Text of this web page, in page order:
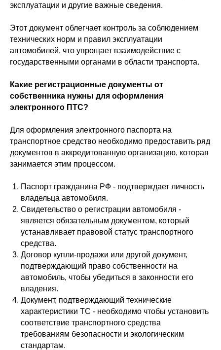
эксплуатации и другие важные сведения.
Этот документ облегчает контроль за соблюдением
технических норм и правил эксплуатации
автомобилей, что упрощает взаимодействие с
государственными органами в области транспорта.
Какие регистрационные документы от
собственника нужны для оформления
электронного ПТС?
Для оформления электронного паспорта на
транспортное средство необходимо предоставить ряд
документов в аккредитованную организацию, которая
занимается этим процессом.
Паспорт гражданина РФ - подтверждает личность
владельца автомобиля.
Свидетельство о регистрации автомобиля -
является обязательным документом, который
устанавливает правовой статус транспортного
средства.
Договор купли-продажи или другой документ,
подтверждающий право собственности на
автомобиль, чтобы убедиться в законности его
владения.
Документ, подтверждающий технические
характеристики ТС - необходимо чтобы установить
соответствие транспортного средства
требованиям безопасности и экологическим
стандартам.